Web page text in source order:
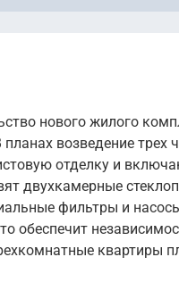
нового жилого
возведение
отделку и
двухкамерные
фильтры и
обеспечит
квартиры